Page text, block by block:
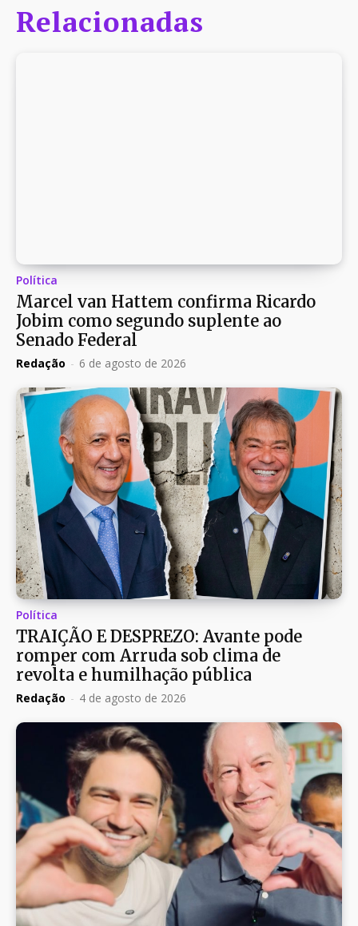
Relacionadas
Política
Marcel van Hattem confirma Ricardo
Jobim como segundo suplente ao
Senado Federal
Redação - 6 de agosto de 2026
Política
TRAIÇÃO E DESPREZO: Avante pode
romper com Arruda sob clima de
revolta e humilhação pública
Redação - 4 de agosto de 2026